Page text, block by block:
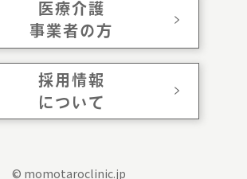
医療介護
事業者の方
採用情報
について
© momotaroclinic.jp